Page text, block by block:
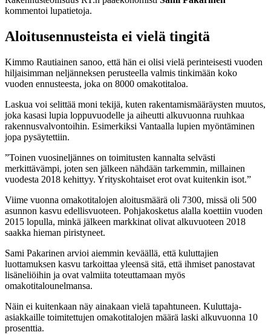
kommentoi lupatietoja.
Aloitusennusteista ei vielä tingitä
Kimmo Rautiainen sanoo, että hän ei olisi vielä perinteisesti vuoden
hiljaisimman neljänneksen perusteella valmis tinkimään koko
vuoden ennusteesta, joka on 8000 omakotitaloa.
Laskua voi selittää moni tekijä, kuten rakentamismääräysten muutos,
joka kasasi lupia loppuvuodelle ja aiheutti alkuvuonna ruuhkaa
rakennusvalvontoihin. Esimerkiksi Vantaalla lupien myöntäminen
jopa pysäytettiin.
”Toinen vuosineljännes on toimitusten kannalta selvästi
merkittävämpi, joten sen jälkeen nähdään tarkemmin, millainen
vuodesta 2018 kehittyy. Yrityskohtaiset erot ovat kuitenkin isot.”
Viime vuonna omakotitalojen aloitusmäärä oli 7300, missä oli 500
asunnon kasvu edellisvuoteen. Pohjakosketus alalla koettiin vuoden
2015 lopulla, minkä jälkeen markkinat olivat alkuvuoteen 2018
saakka hieman piristyneet.
Sami Pakarinen arvioi aiemmin keväällä, että kuluttajien
luottamuksen kasvu tarkoittaa yleensä sitä, että ihmiset panostavat
lisäneliöihin ja ovat valmiita toteuttamaan myös
omakotitalounelmansa.
Näin ei kuitenkaan näy ainakaan vielä tapahtuneen. Kuluttaja-
asiakkaille toimitettujen omakotitalojen määrä laski alkuvuonna 10
prosenttia.